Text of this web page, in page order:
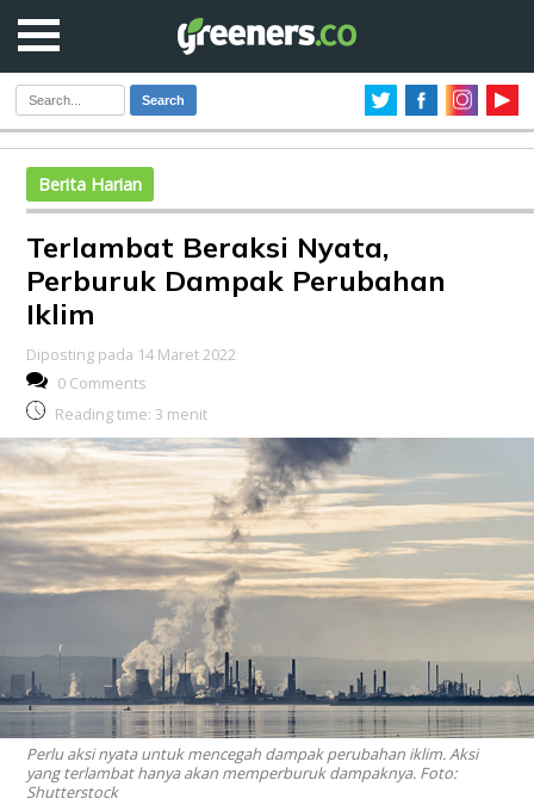
Search
Berita Harian
Terlambat Beraksi Nyata,
Perburuk Dampak Perubahan
Iklim
Diposting pada 14 Maret 2022
0 Comments
Reading time: 3 menit
Perlu aksi nyata untuk mencegah dampak perubahan iklim. Aksi
yang terlambat hanya akan memperburuk dampaknya. Foto:
Shutterstock